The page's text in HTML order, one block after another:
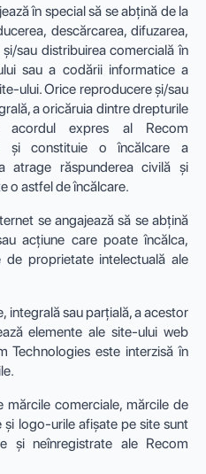
în special să se abțină de la
descărcarea, difuzarea,
sau distribuirea comercială în
sau a codării informatice a
ului. Orice reproducere și/sau
a oricăruia dintre drepturile
expres al Recom
și constituie o încălcare a
atrage răspunderea civilă și
o astfel de încălcare.
se angajează să se abțină
acțiune care poate încălca,
proprietate intelectuală ale
integrală sau parțială, a acestor
elemente ale site-ului web
Technologies este interzisă în
mărcile comerciale, mărcile de
și logo-urile afișate pe site sunt
și neînregistrate ale Recom